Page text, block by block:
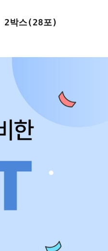
박스(28포)